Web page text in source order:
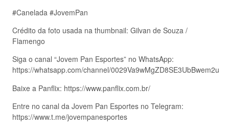
#Canelada #JovemPan
Crédito da foto usada na thumbnail: Gilvan de Souza /
Flamengo
Siga o canal “Jovem Pan Esportes” no WhatsApp:
https://whatsapp.com/channel/0029Va9wMgZD8SE3UbBwem2u
Baixe a Panflix: https://www.panflix.com.br/
Entre no canal da Jovem Pan Esportes no Telegram:
https://www.t.me/jovempanesportes